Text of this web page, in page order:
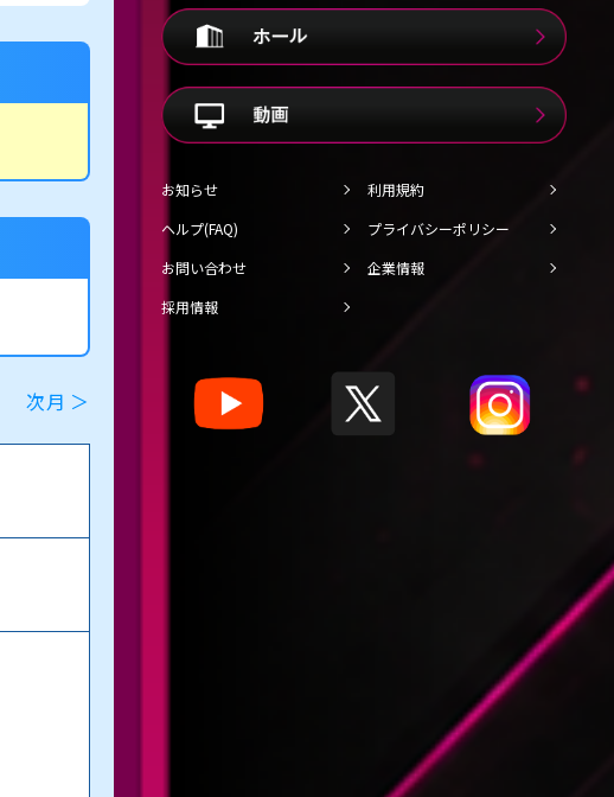
次月 ＞
お知らせ
利用規約
ヘルプ(FAQ)
プライバシーポリシー
お問い合わせ
企業情報
採用情報